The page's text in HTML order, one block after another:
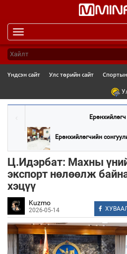
Үндсэн сайт Улс төрийн сайт
Ерөнхийлөгчийн
Ц.Идэрбат: Махны
экспорт нөлөөлж
хэцүү
Kuzmo
2026-05-14